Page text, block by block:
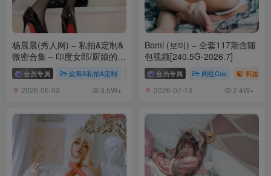
杨晨晨(秀人网) – 私拍&定制&
微密合集 – 印度女郎/厨娘的投
喂等[70套-2026.6]
会员专属 众筹&私拍&定制 # 杨晨晨
2026-06-03 3.5W+
Bomi (보미) – 全套117期含随
包视频[240.5G-2026.7]
会员专属 网红Cos 韩国（
2026-07-13 2.4W+